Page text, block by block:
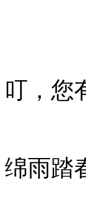
叮，您
绵雨踏